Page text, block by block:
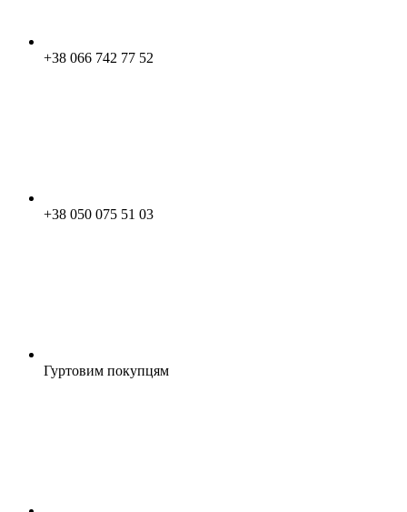
+38 066 742 77 52
+38 050 075 51 03
Гуртовим покупцям